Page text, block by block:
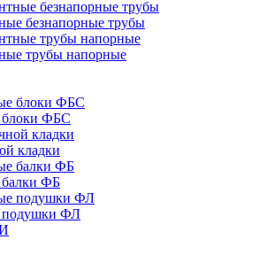
безнапорные трубы
трубы напорные
ФБС
кладки
ФБ
подушки ФЛ